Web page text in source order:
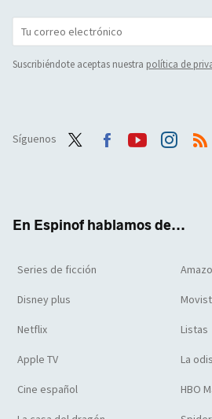
Suscribiéndote aceptas nuestra política de
Síguenos
En Espinof hablamos de...
Series de ficción
Disney plus
Netflix Listas
Apple TV La
Cine español HBO